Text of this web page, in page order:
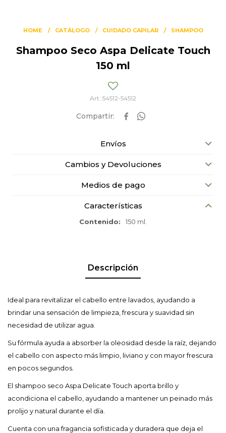
HOME CATÁLOGO CUIDADO CAPILAR SHAMPOO
Shampoo Seco Aspa Delicate Touch
150 ml
54512-54512
 
Envíos
Cambios y Devoluciones
Medios de pago
Características
Contenido 150 ml.
Descripción
Ideal para revitalizar el cabello entre lavados, ayudando a
brindar una sensación de limpieza, frescura y suavidad sin
necesidad de utilizar agua.
Su fórmula ayuda a absorber la oleosidad desde la raíz, dejando
el cabello con aspecto más limpio, liviano y con mayor frescura
en pocos segundos.
El shampoo seco Aspa Delicate Touch aporta brillo y
acondiciona el cabello, ayudando a mantener un peinado más
prolijo y natural durante el día.
Cuenta con una fragancia sofisticada y duradera que deja el